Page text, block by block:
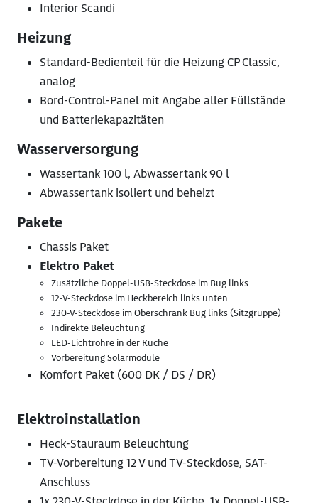
Interior Scandi
Heizung
Standard-Bedienteil für die Heizung CP Classic,
analog
Bord-Control-Panel mit Angabe aller Füllstände
und Batteriekapazitäten
Wasserversorgung
Wassertank 100 l, Abwassertank 90 l
Abwassertank isoliert und beheizt
Pakete
Chassis Paket
Elektro Paket
Zusätzliche Doppel-USB-Steckdose im Bug links
12-V-Steckdose im Heckbereich links unten
230-V-Steckdose im Oberschrank Bug links (Sitzgruppe)
Indirekte Beleuchtung
LED-Lichtröhre in der Küche
Vorbereitung Solarmodule
Komfort Paket (600 DK / DS / DR)
Elektroinstallation
Heck-Stauraum Beleuchtung
TV-Vorbereitung 12 V und TV-Steckdose, SAT-
Anschluss